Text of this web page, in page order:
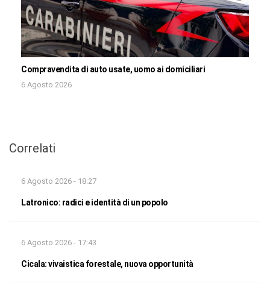
Compravendita di auto usate, uomo ai domiciliari
6 Agosto 2026
Correlati
6 Agosto 2026 - 18:27
Latronico: radici e identità di un popolo
6 Agosto 2026 - 17:43
Cicala: vivaistica forestale, nuova opportunità